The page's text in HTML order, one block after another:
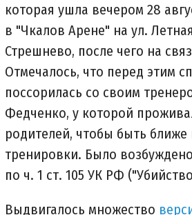
которая ушла вечером 28
в "Чкалов Арене" на ул.
Стрешнево, после чего на
Отмечалось, что перед этим
поссорилась со своим
Федченко, у которой
родителей, чтобы быть ближе
тренировки. Было
по ч. 1 ст. 105 УК РФ
Выдвигалось множество